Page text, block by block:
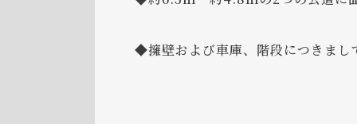
◆擁壁および車庫、階段につきまし